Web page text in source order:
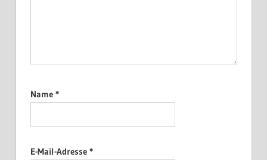
Name *
E-Mail-Adresse *